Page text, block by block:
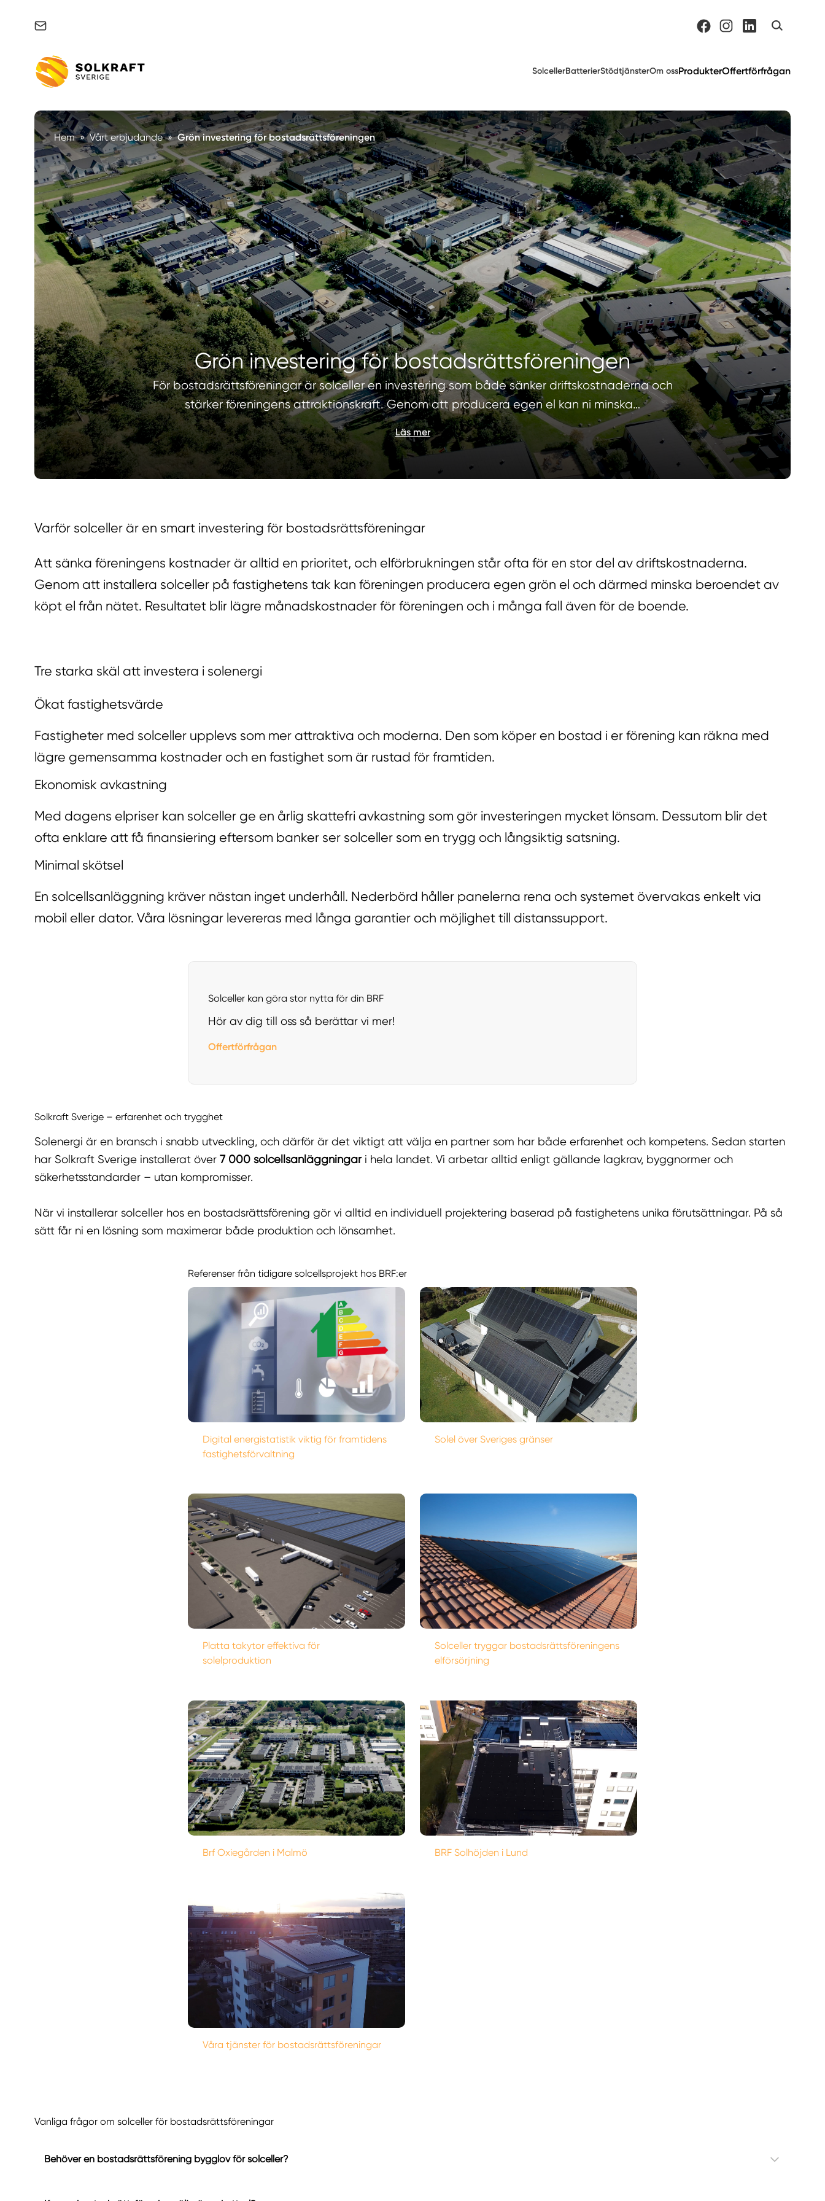
SolcellerBatterierStödtjänsterOm ossProdukterOffertförfrågan
Hem » Vårt erbjudande » Grön investering för bostadsrättsföreningen
Grön investering för bostadsrättsföreningen
För bostadsrättsföreningar är solceller en investering som både sänker driftskostnaderna och
stärker föreningens attraktionskraft. Genom att producera egen el kan ni minska…
Läs mer
Varför solceller är en smart investering för bostadsrättsföreningar
Att sänka föreningens kostnader är alltid en prioritet, och elförbrukningen står ofta för en stor del av driftskostnaderna.
Genom att installera solceller på fastighetens tak kan föreningen producera egen grön el och därmed minska beroendet av
köpt el från nätet. Resultatet blir lägre månadskostnader för föreningen och i många fall även för de boende.
Tre starka skäl att investera i solenergi
Ökat fastighetsvärde
Fastigheter med solceller upplevs som mer attraktiva och moderna. Den som köper en bostad i er förening kan räkna med
lägre gemensamma kostnader och en fastighet som är rustad för framtiden.
Ekonomisk avkastning
Med dagens elpriser kan solceller ge en årlig skattefri avkastning som gör investeringen mycket lönsam. Dessutom blir det
ofta enklare att få finansiering eftersom banker ser solceller som en trygg och långsiktig satsning.
Minimal skötsel
En solcellsanläggning kräver nästan inget underhåll. Nederbörd håller panelerna rena och systemet övervakas enkelt via
mobil eller dator. Våra lösningar levereras med långa garantier och möjlighet till distanssupport.
Solceller kan göra stor nytta för din BRF
Hör av dig till oss så berättar vi mer!
Offertförfrågan
Solkraft Sverige – erfarenhet och trygghet
Solenergi är en bransch i snabb utveckling, och därför är det viktigt att välja en partner som har både erfarenhet och kompetens. Sedan starten
har Solkraft Sverige installerat över 7 000 solcellsanläggningari hela landet. Vi arbetar alltid enligt gällande lagkrav, byggnormer och
säkerhetsstandarder – utan kompromisser.
När vi installerar solceller hos en bostadsrättsförening gör vi alltid en individuell projektering baserad på fastighetens unika förutsättningar. På så
sätt får ni en lösning som maximerar både produktion och lönsamhet.
Referenser från tidigare solcellsprojekt hos BRF:er
Digital energistatistik viktig för framtidens
fastighetsförvaltning
Solel över Sveriges gränser
Platta takytor effektiva för
solelproduktion
Solceller tryggar bostadsrättsföreningens
elförsörjning
Brf Oxiegården i Malmö BRF Solhöjden i Lund
Våra tjänster för bostadsrättsföreningar
Vanliga frågor om solceller för bostadsrättsföreningar
Behöver en bostadsrättsförening bygglov för solceller?